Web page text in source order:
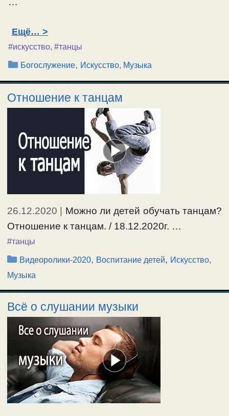
Ещё…
#искусство, #танцы
Рубрики
Богослужение, Искусство, Музыка
Отношение к танцам
26.12.2020
Можно ли детей обучать танцам?
Отношение к танцам. / 18.12.2020г. …
#танцы
Рубрики
Видеоролики-2020, Воспитание детей, Искусство,
Музыка
Всё о слушании музыки